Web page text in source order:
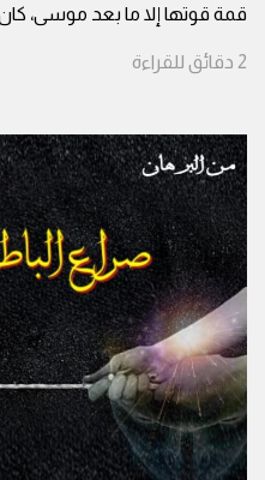
قمة قوتها إلا ما بعد موسى،
2 دقائق للقراءة